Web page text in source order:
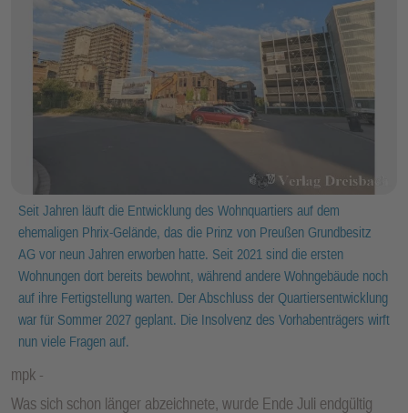
Seit Jahren läuft die Entwicklung des Wohnquartiers auf dem
ehemaligen Phrix-Gelände, das die Prinz von Preußen Grundbesitz
AG vor neun Jahren erworben hatte. Seit 2021 sind die ersten
Wohnungen dort bereits bewohnt, während andere Wohngebäude noch
auf ihre Fertigstellung warten. Der Abschluss der Quartiersentwicklung
war für Sommer 2027 geplant. Die Insolvenz des Vorhabenträgers wirft
nun viele Fragen auf.
mpk
Was sich schon länger abzeichnete, wurde Ende Juli endgültig